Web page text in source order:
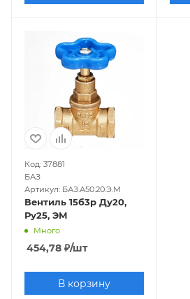
Код: 37881
БАЗ
Артикул: БАЗ.А50.20.Э.М
Вентиль 15б3р Ду20,
Ру25, ЭМ
Много
454,78 ₽/шт
В корзину